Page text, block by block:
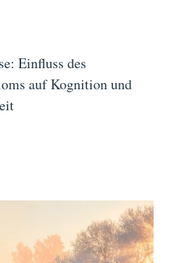
Einfluss des
auf Kognition und